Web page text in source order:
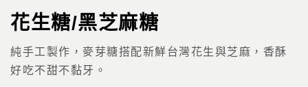
花生糖/黑芝麻糖
純手工製作，麥芽糖搭配新鮮台灣花生與芝麻，香酥
好吃不甜不黏牙。